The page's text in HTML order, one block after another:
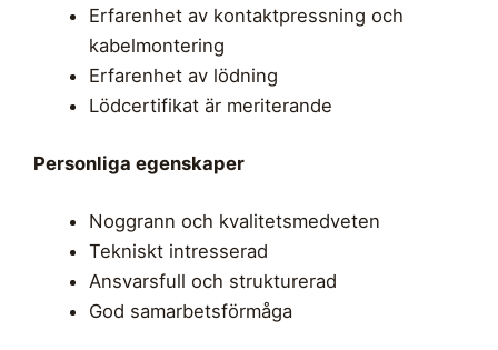
Erfarenhet av kontaktpressning och
kabelmontering
Erfarenhet av lödning
Lödcertifikat är meriterande
Personliga egenskaper
Noggrann och kvalitetsmedveten
Tekniskt intresserad
Ansvarsfull och strukturerad
God samarbetsförmåga